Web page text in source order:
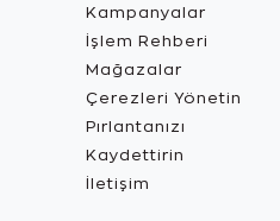
Kampanyalar
İşlem Rehberi
Mağazalar
Çerezleri Yönetin
Pırlantanızı
Kaydettirin
İletişim